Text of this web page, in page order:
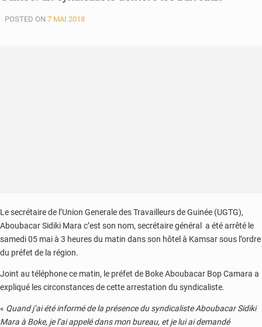
POSTED ON 7 MAI 2018
Le secrétaire de l’Union Generale des Travailleurs de Guinée (UGTG),
Aboubacar Sidiki Mara c’est son nom, secrétaire général a été arrêté le
samedi 05 mai à 3 heures du matin dans son hôtel à Kamsar sous l’ordre
du préfet de la région.
Joint au téléphone ce matin, le préfet de Boke Aboubacar Bop Camara a
expliqué les circonstances de cette arrestation du syndicaliste.
« Quand j’ai été informé de la présence du syndicaliste Aboubacar Sidiki
Mara à Boke, je l’ai appelé dans mon bureau, et je lui ai demandé